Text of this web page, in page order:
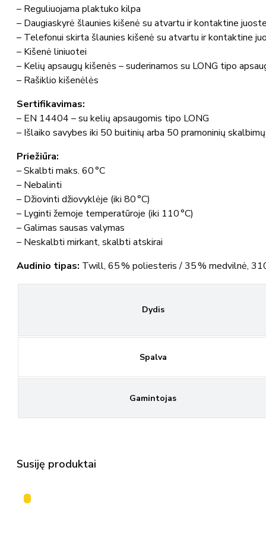
– Reguliuojama plaktuko kilpa
– Daugiaskyrė šlaunies kišenė su atvartu irkontaktine
– Telefonui skirta šlaunies kišenė su atvartu irkontaktine
– Kišenė liniuotei
– Kelių apsaugų kišenės –suderinamos su LONG tipo
– Rašiklio kišenėlės
Sertifikavimas:
– EN 14404 –su kelių apsaugomis tipo LONG
– Išlaiko savybes iki 50 buitinių arba 50 pramoninių skalbimų
Priežiūra:
–Skalbti maks. 60 °C
– Nebalinti
– Džiovinti džiovyklėje (iki 80 °C)
– Lyginti žemoje temperatūroje (iki 110 °C)
–Galimas sausas valymas
– Neskalbti mirkant, skalbti atskirai
Audinio tipas: Twill, 65 % poliesteris /35 % medvilnė,
Dydis
Spalva
Gamintojas
Susiję produktai